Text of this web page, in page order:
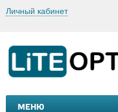
Личный кабинет
МЕНЮ
МАШИНКИ И